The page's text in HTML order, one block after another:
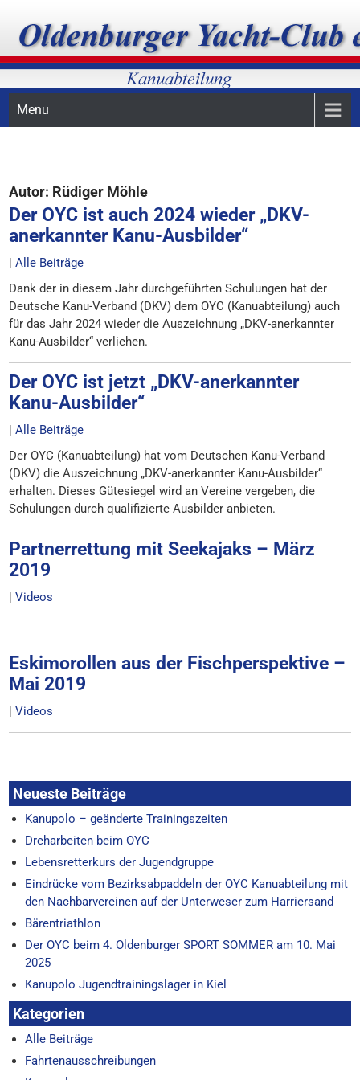
content
OYC-Kanuabteilung
Menu
Autor: Rüdiger Möhle
Der OYC ist auch 2024 wieder „DKV-
anerkannter Kanu-Ausbilder“
|Alle Beiträge
Dank der in diesem Jahr durchgeführten Schulungen hat der
Deutsche Kanu-Verband (DKV) dem OYC (Kanuabteilung) auch
für das Jahr 2024 wieder die Auszeichnung „DKV-anerkannter
Kanu-Ausbilder“ verliehen.
Der OYC ist jetzt „DKV-anerkannter
Kanu-Ausbilder“
|Alle Beiträge
Der OYC (Kanuabteilung) hat vom Deutschen Kanu-Verband
(DKV) die Auszeichnung „DKV-anerkannter Kanu-Ausbilder“
erhalten. Dieses Gütesiegel wird an Vereine vergeben, die
Schulungen durch qualifizierte Ausbilder anbieten.
Partnerrettung mit Seekajaks – März
2019
|Videos
Eskimorollen aus der Fischperspektive –
Mai 2019
|Videos
Neueste Beiträge
Kanupolo – geänderte Trainingszeiten
Dreharbeiten beim OYC
Lebensretterkurs der Jugendgruppe
Eindrücke vom Bezirksabpaddeln der OYC Kanuabteilung mit
den Nachbarvereinen auf der Unterweser zum Harriersand
Bärentriathlon
Der OYC beim 4. Oldenburger SPORT SOMMER am 10. Mai
2025
Kanupolo Jugendtrainingslager in Kiel
Kategorien
Alle Beiträge
Fahrtenausschreibungen